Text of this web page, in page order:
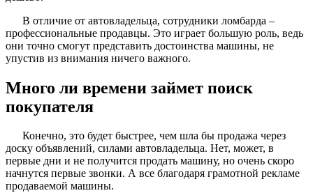
В отличие от автовладельца, сотрудники ломбарда –
профессиональные продавцы. Это играет большую роль, ведь
они точно смогут представить достоинства машины, не
упустив из внимания ничего важного.
Много ли времени займет поиск
покупателя
Конечно, это будет быстрее, чем шла бы продажа через
доску объявлений, силами автовладельца. Нет, может, в
первые дни и не получится продать машину, но очень скоро
начнутся первые звонки. А все благодаря грамотной рекламе
продаваемой машины.